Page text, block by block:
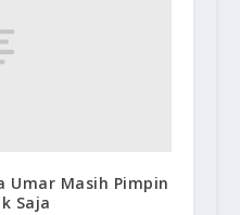
Umar Masih Pimpin
Saja